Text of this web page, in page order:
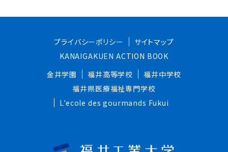
プライバシーポリシー
サイトマップ
KANAIGAKUEN ACTION BOOK
金井学園
福井高等学校
福井中学校
福井県医療福祉専門学校
L'ecole des gourmands Fukui